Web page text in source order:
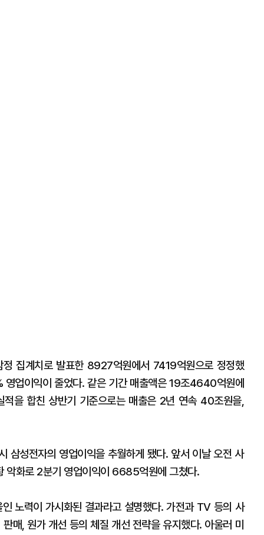
집계치로 발표한 8927억원에서 7419억원으로 정정했
업이익이 줄었다. 같은 기간 매출액은 19조4640억원에
을 합친 상반기 기준으로는 매출은 2년 연속 40조원을,
삼성전자의 영업이익을 추월하게 됐다. 앞서 이날 오전 사
악화로 2분기 영업이익이 6685억원에 그쳤다.
노력이 가시화된 결과라고 설명했다. 가전과 TV 등의 사
매, 원가 개선 등의 체질 개선 전략을 유지했다. 아울러 미